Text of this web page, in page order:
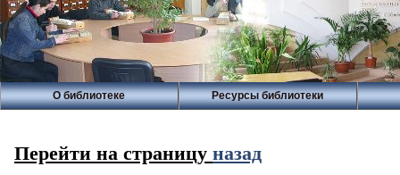
О библиотеке Ресурсы библиотеки
Перейти на страницу назад